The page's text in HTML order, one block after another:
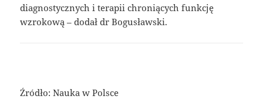
diagnostycznych i terapii chroniących funkcję
wzrokową – dodał dr Bogusławski.
Źródło: Nauka w Polsce